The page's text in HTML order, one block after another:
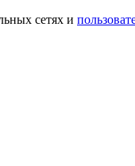
сетях и